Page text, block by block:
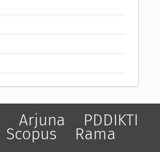
Arjuna PDDIKTI
Scopus Rama